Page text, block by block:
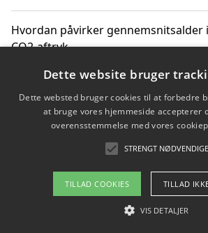
Hvordan påvirker gennemsnitsalder
CO2-aftryk
Hvordan nyheder om CO2-udledning
hverdag
Om / kontakt
Blog
Dette website bruger
Dette websted bruger cookies til at forbedre
at bruge vores hjemmeside accepterer
overensstemmelse med vores
STRENGT NØDVENDIGE
TILLAD COOKIES TILLAD
VIS DETALJER